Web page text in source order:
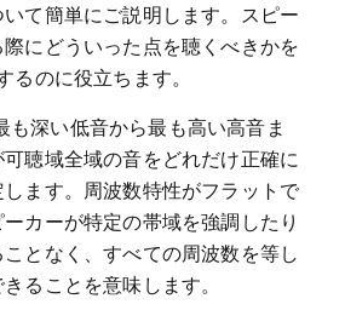
て簡単にご説明します。スピー
にどういった点を聴くべきかを
るのに役立ちます。
も深い低音から最も高い高音ま
聴域全域の音をどれだけ正確に
ます。周波数特性がフラットで
カーが特定の帯域を強調したり
となく、すべての周波数を等し
ることを意味します。